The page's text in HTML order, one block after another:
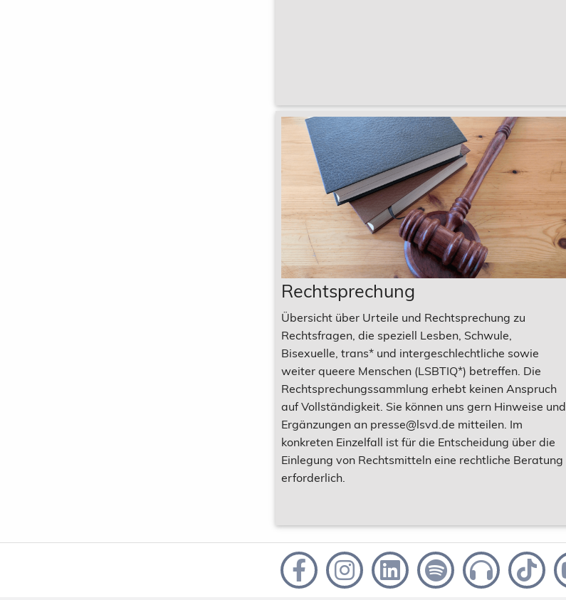
Rechtsprechung
Übersicht über Urteile und Rechtsprechung zu
Rechtsfragen, die speziell Lesben, Schwule,
Bisexuelle, trans* und intergeschlechtliche sowie
weiter queere Menschen (LSBTIQ*) betreffen. Die
Rechtsprechungssammlung erhebt keinen Anspruch
auf Vollständigkeit. Sie können uns gern Hinweise und
Ergänzungen an presse@lsvd.de mitteilen. Im
konkreten Einzelfall ist für die Entscheidung über die
Einlegung von Rechtsmitteln eine rechtliche Beratung
erforderlich.